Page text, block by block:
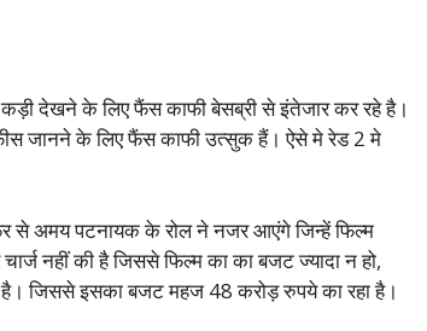
देखने के लिए फैंस काफी बेसब्री से इंतेजार कर रहे है।
फीस जानने के लिए फैंस काफी उत्सुक हैं। ऐसे मे रेड 2 मे
से अमय पटनायक के रोल ने नजर आएंगे जिन्हें फिल्म
नहीं की है जिससे फिल्म का का बजट ज्यादा न हो,
है। जिससे इसका बजट महज 48 करोड़ रुपये का रहा है।